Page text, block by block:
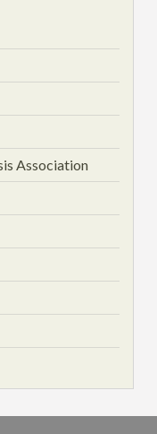
Association